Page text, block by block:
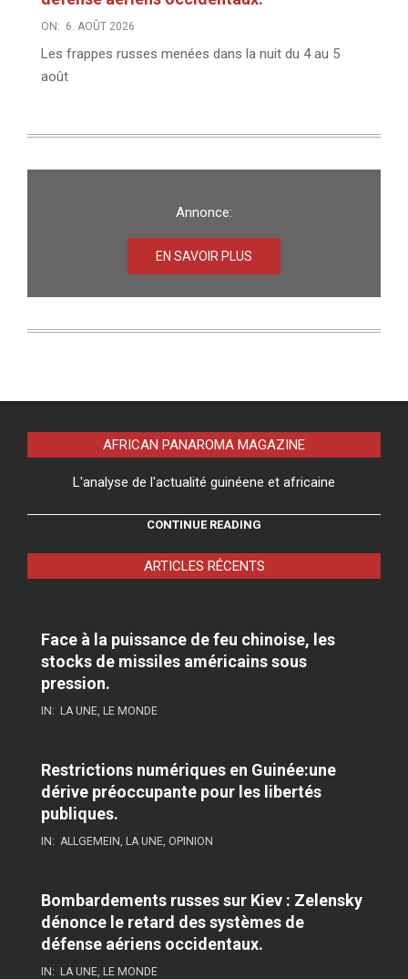
ON: 6. AOÛT 2026
Les frappes russes menées dans la nuit du 4 au 5
août
Annonce:
EN SAVOIR PLUS
AFRICAN PANAROMA MAGAZINE
L'analyse de l'actualité guinéene et africaine
CONTINUE READING
ARTICLES RÉCENTS
Face à la puissance de feu chinoise, les
stocks de missiles américains sous
pression.
IN: LA UNE, LE MONDE
Restrictions numériques en Guinée:une
dérive préoccupante pour les libertés
publiques.
IN: ALLGEMEIN, LA UNE, OPINION
Bombardements russes sur Kiev : Zelensky
dénonce le retard des systèmes de
défense aériens occidentaux.
IN: LA UNE, LE MONDE